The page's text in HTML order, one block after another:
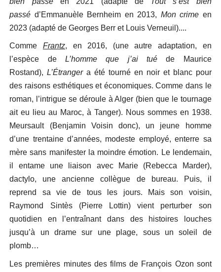
passé d’Emmanuèle Bernheim en 2013, Mon crime en
2023 (adapté de Georges Berr et Louis Verneuil)....
Comme Frantz, en 2016, (une autre adaptation, en
l’espèce de L’homme que j’ai tuéde Maurice
Rostand),L’Étrangera été tourné en noir et blanc pour
des raisons esthétiques et économiques. Comme dans le
roman, l’intrigue se déroule à Alger (bien que le tournage
ait eu lieu au Maroc, à Tanger). Nous sommes en 1938.
Meursault (Benjamin Voisin donc), un jeune homme
d’une trentaine d’années, modeste employé, enterre sa
mère sans manifester la moindre émotion. Le lendemain,
il entame une liaison avec Marie (Rebecca Marder),
dactylo, une ancienne collègue de bureau. Puis, il
reprend sa vie de tous les jours. Mais son voisin,
Raymond Sintès (Pierre Lottin) vient perturber son
quotidien en l’entraînant dans des histoires louches
jusqu’à un drame sur une plage, sous un soleil de
plomb…
Les premières minutes des films de François Ozon sont